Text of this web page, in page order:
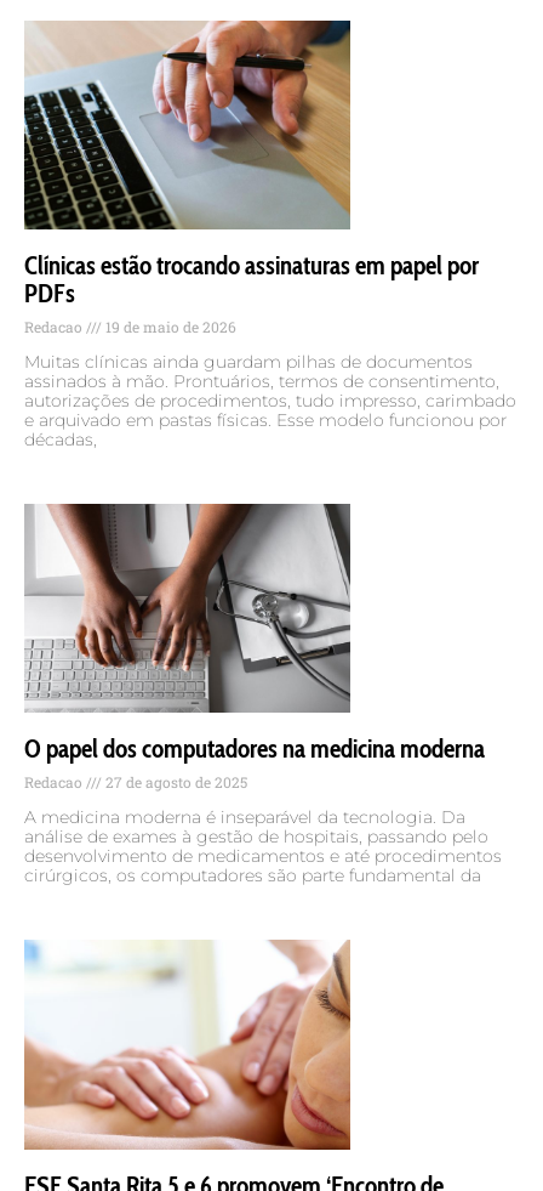
Clínicas estão trocando assinaturas em papel por
PDFs
Redacao 19 de maio de 2026
Muitas clínicas ainda guardam pilhas de documentos
assinados à mão. Prontuários, termos de consentimento,
autorizações de procedimentos, tudo impresso, carimbado
e arquivado em pastas físicas. Esse modelo funcionou por
décadas,
O papel dos computadores na medicina moderna
Redacao 27 de agosto de 2025
A medicina moderna é inseparável da tecnologia. Da
análise de exames à gestão de hospitais, passando pelo
desenvolvimento de medicamentos e até procedimentos
cirúrgicos, os computadores são parte fundamental da